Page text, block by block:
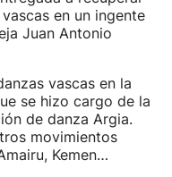
en un ingente
Juan Antonio
vascas en la
se hizo cargo de la
de danza Argia.
movimientos
Kemen…